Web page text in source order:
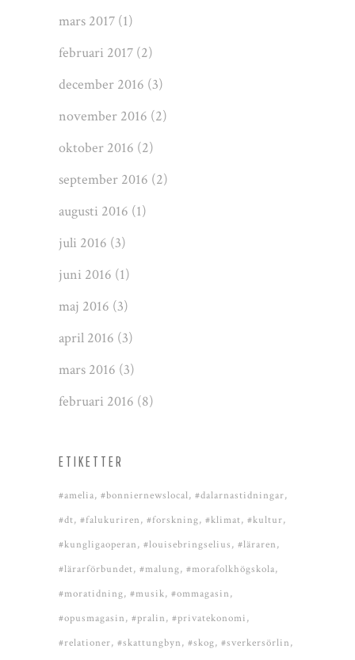
mars 2017 (1)
februari 2017 (2)
december 2016 (3)
november 2016 (2)
oktober 2016 (2)
september 2016 (2)
augusti 2016 (1)
juli 2016 (3)
juni 2016 (1)
maj 2016 (3)
april 2016 (3)
mars 2016 (3)
februari 2016 (8)
ETIKETTER
#amelia #bonniernewslocal #dalarnastidningar
#dt #falukuriren #forskning #klimat #kultur
#kungligaoperan #louisebringselius #läraren
#lärarförbundet #malung #morafolkhögskola
#moratidning #musik #ommagasin
#opusmagasin #pralin #privatekonomi
#relationer #skattungbyn #skog #sverkersörlin